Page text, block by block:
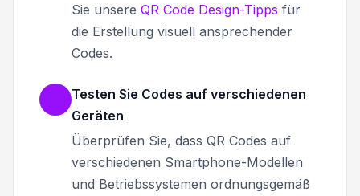
Sie unsere QR Code Design-Tipps für
die Erstellung visuell ansprechender
Codes.
Testen Sie Codes auf verschiedenen
Geräten
Überprüfen Sie, dass QR Codes auf
verschiedenen Smartphone-Modellen
und Betriebssystemen ordnungsgemäß